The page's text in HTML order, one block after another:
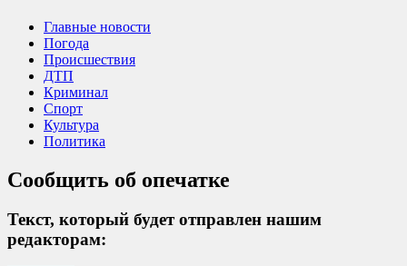
Главные новости
Погода
Происшествия
ДТП
Криминал
Спорт
Культура
Политика
Сообщить об опечатке
Текст, который будет отправлен нашим
редакторам: